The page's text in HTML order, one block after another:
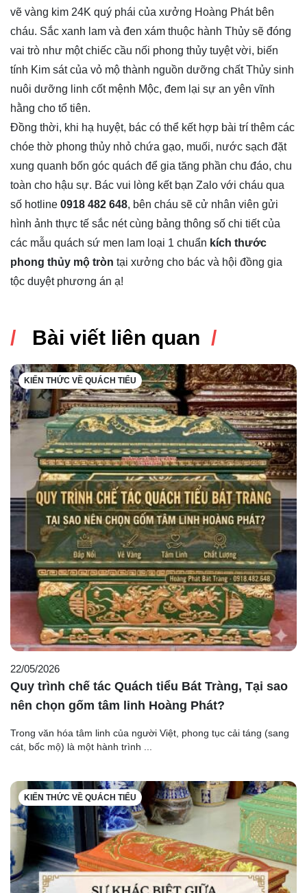
vẽ vàng kim 24K quý phái của xưởng Hoàng Phát bên
cháu. Sắc xanh lam và đen xám thuộc hành Thủy sẽ đóng
vai trò như một chiếc cầu nối phong thủy tuyệt vời, biến
tính Kim sát của vỏ mộ thành nguồn dưỡng chất Thủy sinh
nuôi dưỡng linh cốt mệnh Mộc, đem lại sự an yên vĩnh
hằng cho tổ tiên.
Đồng thời, khi hạ huyệt, bác có thể kết hợp bài trí thêm các
chóe thờ phong thủy nhỏ chứa gạo, muối, nước sạch đặt
xung quanh bốn góc quách để gia tăng phần chu đáo, chu
toàn cho hậu sự. Bác vui lòng kết bạn Zalo với cháu qua
số hotline 0918 482 648, bên cháu sẽ cử nhân viên gửi
hình ảnh thực tế sắc nét cùng bảng thông số chi tiết của
các mẫu quách sứ men lam loại 1 chuẩn kích thước
phong thủy mộ tròn tại xưởng cho bác và hội đồng gia
tộc duyệt phương án ạ!
Bài viết liên quan
KIẾN THỨC VỀ QUÁCH TIỂU
22/05/2026
Quy trình chế tác Quách tiểu Bát Tràng, Tại sao
nên chọn gốm tâm linh Hoàng Phát?
Trong văn hóa tâm linh của người Việt, phong tục cải táng (sang
cát, bốc mộ) là một hành trình ...
KIẾN THỨC VỀ QUÁCH TIỂU